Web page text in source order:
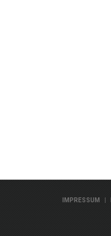
IMPRESSUM